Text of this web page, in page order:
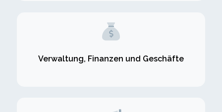
Verwaltung, Finanzen und Geschäfte